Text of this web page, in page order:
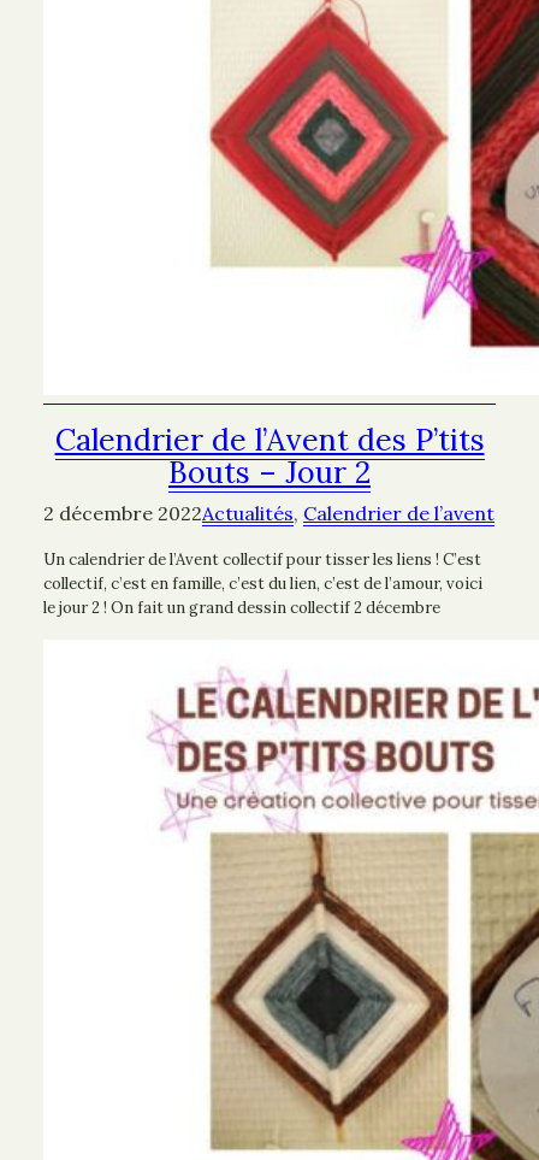
Calendrier de l’Avent des P’tits
Bouts – Jour 2
2 décembre 2022Actualités, Calendrier de l’avent
Un calendrier de l’Avent collectif pour tisser les liens ! C’est
collectif, c’est en famille, c’est du lien, c’est de l’amour, voici
le jour 2 ! On fait un grand dessin collectif 2 décembre